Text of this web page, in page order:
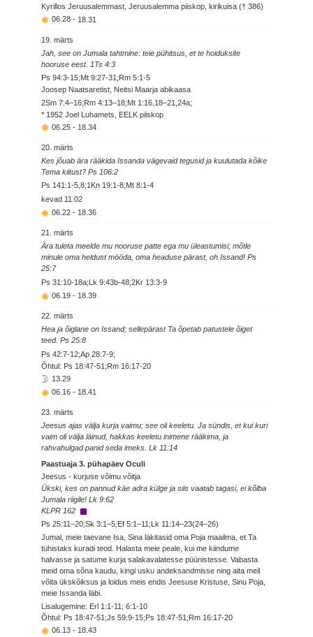
Kyrillos Jeruusalemmast, Jeruusalemma piiskop, kirikuisa († 386)
06.28 - 18.31
19. märts
Jah, see on Jumala tahtmine: teie pühitsus, et te hoiduksite
hooruse eest. 1Ts 4:3
Ps 94:3-15;Mt 9:27-31;Rm 5:1-5
Joosep Naatsaretist, Neitsi Maarja abikaasa
2Sm 7:4–16;Rm 4:13–18;Mt 1:16,18–21,24a;
* 1952 Joel Luhamets, EELK piiskop
06.25 - 18.34
20. märts
Kes jõuab ära rääkida Issanda vägevaid tegusid ja kuulutada kõike
Tema kiitust? Ps 106:2
Ps 141:1-5,8;1Kn 19:1-8;Mt 8:1-4
kevad 11.02
06.22 - 18.36
21. märts
Ära tuleta meelde mu nooruse patte ega mu üleastumisi; mõtle
minule oma heldust mööda, oma headuse pärast, oh Issand! Ps
25:7
Ps 31:10-18a;Lk 9:43b-48;2Kr 13:3-9
06.19 - 18.39
22. märts
Hea ja õiglane on Issand; sellepärast Ta õpetab patustele õiget
teed. Ps 25:8
Ps 42:7-12;Ap 28:7-9;
Õhtul: Ps 18:47-51;Rm 16:17-20
13.29
06.16 - 18.41
23. märts
Jeesus ajas välja kurja vaimu; see oli keeletu. Ja sündis, et kui kuri
vaim oli välja läinud, hakkas keeletu inimene rääkima, ja
rahvahulgad panid seda imeks. Lk 11:14
Paastuaja 3. pühapäev Oculi
Jeesus - kurjuse võimu võitja
Ükski, kes on pannud käe adra külge ja siis vaatab tagasi, ei kõlba
Jumala riigile! Lk 9:62
KLPR 162
Ps 25:11–20;Sk 3:1–5;Ef 5:1–11;Lk 11:14–23(24–26)
Jumal, meie taevane Isa, Sina läkitasid oma Poja maailma, et Ta
tühistaks kuradi teod. Halasta meie peale, kui me kiindume
halvasse ja satume kurja salakavalatesse püünistesse. Vabasta
meid oma sõna kaudu, kingi usku andeksandmisse ning aita meil
võita ükskõiksus ja loidus meis endis Jeesuse Kristuse, Sinu Poja,
meie Issanda läbi.
Lisalugemine: Erl 1:1-11; 6:1-10
Õhtul: Ps 18:47-51;Js 59:9-15;Ps 18:47-51;Rm 16:17-20
06.13 - 18.43